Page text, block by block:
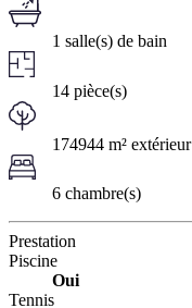
1 salle(s) de bain
14 pièce(s)
174944 m² extérieur
6 chambre(s)
Prestation
Piscine
Oui
Tennis